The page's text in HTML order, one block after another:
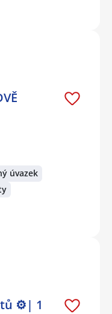
úvazek
⚙️| 1